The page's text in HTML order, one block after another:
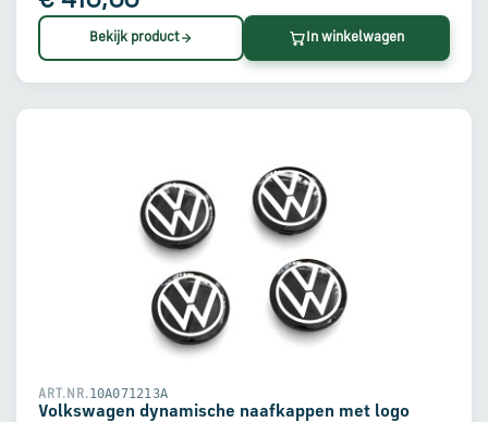
Bekijk product In winkelwagen
ART.NR.10A071213A
Volkswagen dynamische naafkappen met logo